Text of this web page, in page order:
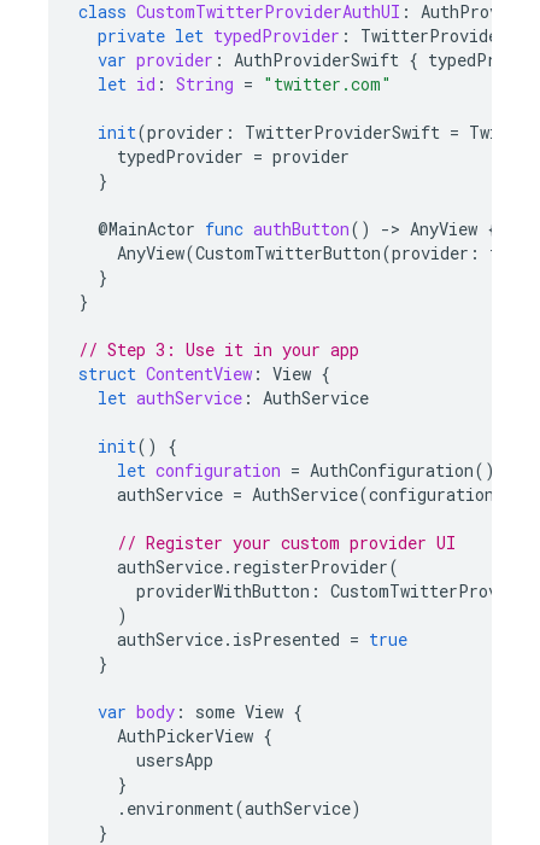
class CustomTwitterProviderAuthUI :
private let typedProvider :
var provider : AuthProviderSwift {
let id : String = "twitter.com"
init(provider : TwitterProviderSwift =
typedProvider = provider
}
@MainActor func authButton() -> AnyView {
AnyView(CustomTwitterButton(provider :
}
}
// Step 3: Use it in your app
struct ContentView : View {
let authService : AuthService
init()
{
let configuration = AuthConfiguration()
authService = AuthService(configuration
// Register your custom provider UI
authService. registerProvider(
providerWithButton :
)
authService. isPresented = true
}
var body : some View {
AuthPickerView {
usersApp
}
. environment(authService)
}